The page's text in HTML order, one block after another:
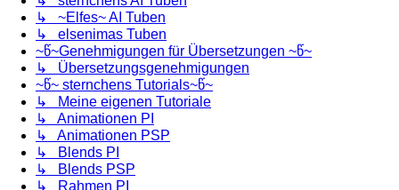
↳ ~Elfes~ AI Tuben
↳ elsenimas Tuben
~წ~Genehmigungen für Übersetzungen ~წ~
↳ Übersetzungsgenehmigungen
~წ~ sternchens Tutorials~წ~
↳ Meine eigenen Tutoriale
↳ Animationen PI
↳ Animationen PSP
↳ Blends PI
↳ Blends PSP
↳ Rahmen PI